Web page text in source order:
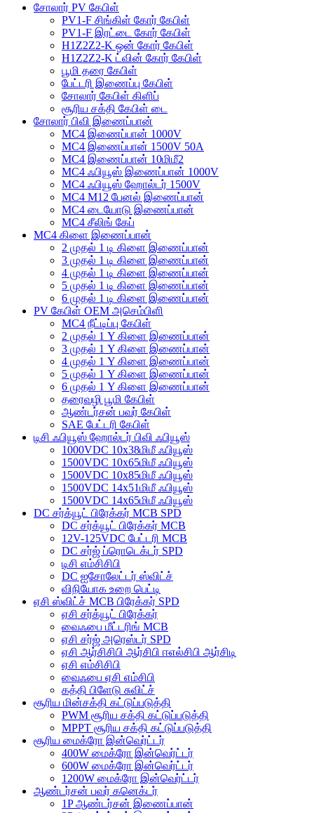
சோலார் PV கேபிள்
PV1-F சிங்கிள் கோர் கேபிள்
PV1-F இரட்டை கோர் கேபிள்
H1Z2Z2-K ஒன் கோர் கேபிள்
H1Z2Z2-K ட்வின் கோர் கேபிள்
பூமி தரை கேபிள்
பேட்டரி இணைப்பு கேபிள்
சோலார் கேபிள் கிளிப்
சூரிய சக்தி கேபிள் டை
சோலார் பிவி இணைப்பான்
MC4 இணைப்பான் 1000V
MC4 இணைப்பான் 1500V 50A
MC4 இணைப்பான் 10மிமீ2
MC4 ஃபியூஸ் இணைப்பான் 1000V
MC4 ஃபியூஸ் ஹோல்டர் 1500V
MC4 M12 பேனல் இணைப்பான்
MC4 டையோடு இணைப்பான்
MC4 சீலிங் கேப்
MC4 கிளை இணைப்பான்
2 முதல் 1 டி கிளை இணைப்பான்
3 முதல் 1 டி கிளை இணைப்பான்
4 முதல் 1 டி கிளை இணைப்பான்
5 முதல் 1 டி கிளை இணைப்பான்
6 முதல் 1 டி கிளை இணைப்பான்
PV கேபிள் OEM அசெம்பிளி
MC4 நீட்டிப்பு கேபிள்
2 முதல் 1 Y கிளை இணைப்பான்
3 முதல் 1 Y கிளை இணைப்பான்
4 முதல் 1 Y கிளை இணைப்பான்
5 முதல் 1 Y கிளை இணைப்பான்
6 முதல் 1 Y கிளை இணைப்பான்
தரைவழி பூமி கேபிள்
ஆண்டர்சன் பவர் கேபிள்
SAE பேட்டரி கேபிள்
டிசி ஃபியூஸ் ஹோல்டர் பிவி ஃபியூஸ்
1000VDC 10x38மிமீ ஃபியூஸ்
1500VDC 10x65மிமீ ஃபியூஸ்
1500VDC 10x85மிமீ ஃபியூஸ்
1500VDC 14x51மிமீ ஃபியூஸ்
1500VDC 14x65மிமீ ஃபியூஸ்
DC சர்க்யூட் பிரேக்கர் MCB SPD
DC சர்க்யூட் பிரேக்கர் MCB
12V-125VDC பேட்டரி MCB
DC சர்ஜ் ப்ரொடெக்டர் SPD
டிசி எம்சிசிபி
DC ஐசோலேட்டர் ஸ்விட்ச்
விநியோக உறை பெட்டி
ஏசி ஸ்விட்ச் MCB பிரேக்கர் SPD
ஏசி சர்க்யூட் பிரேக்கர்
வைஃபை மீட்டரிங் MCB
ஏசி சர்ஜ் அரெஸ்டர் SPD
ஏசி ஆர்சிசிபி ஆர்சிபி ஈஎல்சிபி ஆர்சிடி
ஏசி எம்சிசிபி
வைஃபை ஏசி எம்சிபி
கத்தி பிளேடு சுவிட்ச்
சூரிய மின்சக்தி கட்டுப்படுத்தி
PWM சூரிய சக்தி கட்டுப்படுத்தி
MPPT சூரிய சக்தி கட்டுப்படுத்தி
சூரிய மைக்ரோ இன்வெர்ட்டர்
400W மைக்ரோ இன்வெர்ட்டர்
600W மைக்ரோ இன்வெர்ட்டர்
1200W மைக்ரோ இன்வெர்ட்டர்
ஆண்டர்சன் பவர் கனெக்டர்
1P ஆண்டர்சன் இணைப்பான்